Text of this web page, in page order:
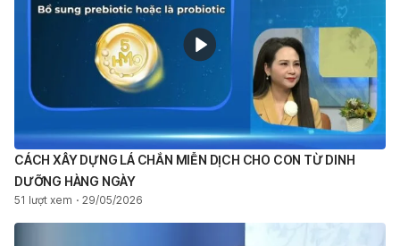
CÁCH XÂY DỰNG LÁ CHẮN MIỄN DỊCH CHO CON TỪ DINH
DƯỠNG HÀNG NGÀY
51 lượt xem 29/05/2026